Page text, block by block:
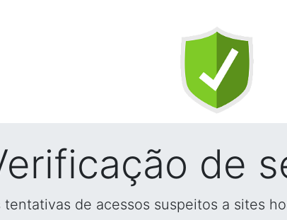
de
tentativas de acessos suspeitos a sites